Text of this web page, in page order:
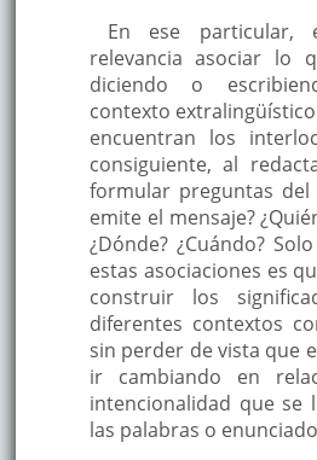
En ese particular,
relevancia asociar lo
diciendo o
contexto
encuentran los
consiguiente, al
formular preguntas del
emite el mensaje?
¿Dónde? ¿Cuándo?
estas asociaciones es
construir los
diferentes contextos
sin perder de vista que
ir cambiando en
intencionalidad que se
las palabras o